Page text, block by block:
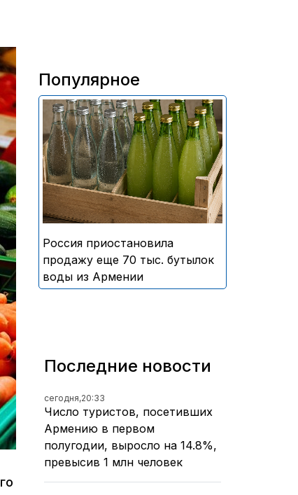
Популярное
В России приостановили
продажу более 70 тыс.
бутылок питьевой воды и
безалкогольных напитков
армянского производства
Россия приостановила
продажу еще 70 тыс. бутылок
воды из Армении
Последние новости
сегодня,20:33
Число туристов, посетивших
Армению в первом
полугодии, выросло на 14.8%,
превысив 1 млн человек